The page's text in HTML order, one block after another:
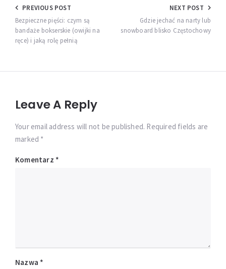
Nawigacja
wpisu
PREVIOUS POST
Bezpieczne pięści: czym są
bandaże bokserskie (owijki na
ręce) i jaką rolę pełnią
NEXT POST
Gdzie jechać na narty lub
snowboard blisko Częstochowy
Leave A Reply
Your email address will not be published. Required fields are
marked *
Komentarz *
Nazwa *